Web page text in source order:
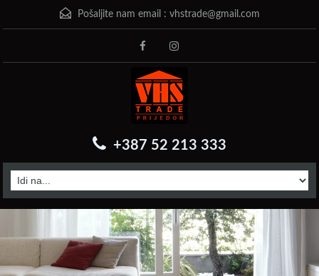
Pošaljite nam email : vhstrade@gmail.com
+387 52 213 333